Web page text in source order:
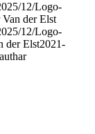
12/Logo-
Van der Elst
12/Logo-
der Elst2021-